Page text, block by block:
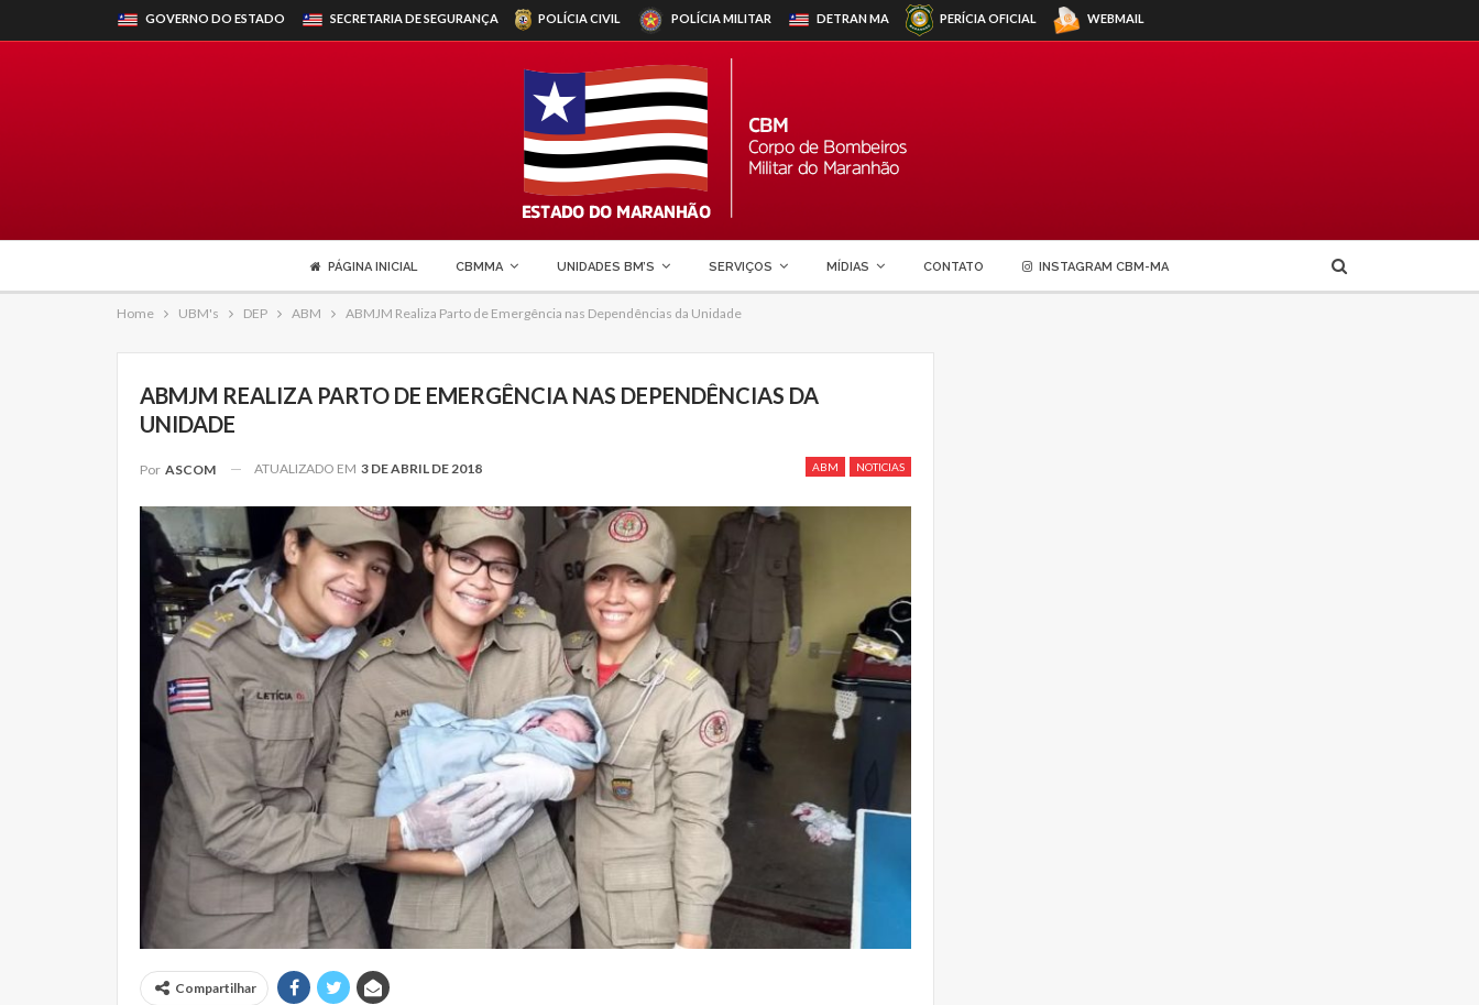
GOVERNO DO ESTADO SECRETARIA DE SEGURANÇA POLÍCIA CIVIL POLÍCIA MILITAR DETRANMA PERÍCIA OFICIAL WEBMAIL
PÁGINA INICIAL CBMMA UNIDADES BM’S SERVIÇOS MÍDIAS CONTATO INSTAGRAM CBM-MA
Home UBM's DEP ABM ABMJM Realiza Parto de Emergência nas Dependências da Unidade
ABMJM REALIZA PARTO DE EMERGÊNCIA NAS DEPENDÊNCIAS DA
UNIDADE
ABM NOTICIAS
Por ASCOM ATUALIZADO EM 3 DE ABRIL DE 2018
Compartilhar